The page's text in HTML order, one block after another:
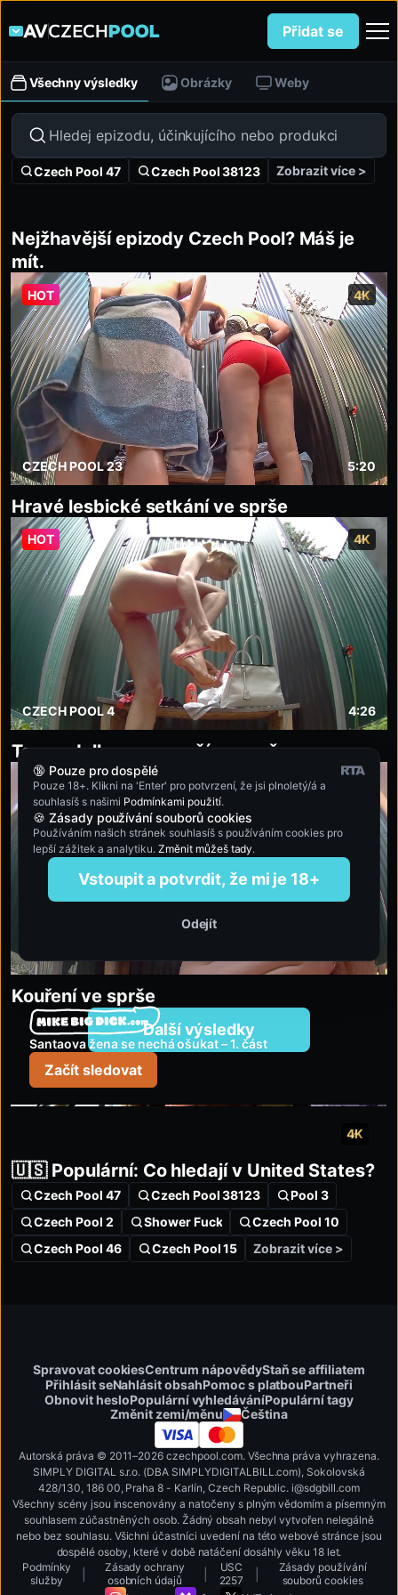
Přidat se
Všechny výsledky Obrázky Weby
Czech Pool 47 Czech Pool 38123 Zobrazit více >
Nejžhavější epizody Czech Pool? Máš je
mít.
HOT 4K
CZECH POOL 23 5:20
Hravé lesbické setkání ve sprše
HOT 4K
CZECH POOL 4 4:26
Topmodelka se namočí ve sprše
HOT
Kouření ve sprše
Další výsledky
4K
mikebigdick.com
Santaova žena se nechá ošukat – 1. část
Začít sledovat
🇺🇸 Populární: Co hledají v United States?
Czech Pool 47 Czech Pool 38123
Pool 3
Czech Pool 2
Shower Fuck
Czech Pool 10
Czech Pool 46
Czech Pool 15 Zobrazit více >
Spravovat cookiesCentrum nápovědyStaň se affiliatem
Přihlásit seNahlásit obsahPomoc s platbouPartneři
Obnovit hesloPopulární vyhledáváníPopulární tagy
Změnit zemi/měnu
Čeština
Autorská práva © 2011–2026 czechpool.com. Všechna práva vyhrazena.
SIMPLY DIGITAL s.r.o. (DBA SIMPLYDIGITALBILL.com), Sokolovská
428/130, 186 00, Praha 8 - Karlín, Czech Republic.i@sdgbill.com
Všechny scény jsou inscenovány a natočeny s plným vědomím a písemným
souhlasem zúčastněných osob. Žádný obsah nebyl vytvořen nelegálně
nebo bez souhlasu. Všichni účastníci uvedení na této webové stránce jsou
dospělé osoby, které v době natáčení dosáhly věku 18 let.
Podmínky
služby
Zásady ochrany
osobních údajů
USC
2257
Zásady používání
souborů cookies
🔞 Pouze pro dospělé
Pouze 18+. Klikni na 'Enter' pro potvrzení, že jsi plnoletý/á a
souhlasíš s našimi Podmínkami použití.
🍪 Zásady používání souborů cookies
Používáním našich stránek souhlasíš s používáním cookies pro
lepší zážitek a analytiku.Změnit můžeš tady.
Vstoupit a potvrdit, že mi je 18+
Odejít